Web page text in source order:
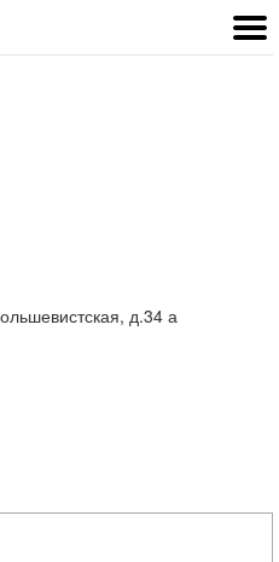
д.34 а